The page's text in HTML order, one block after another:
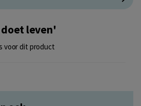
leven'
voor dit product